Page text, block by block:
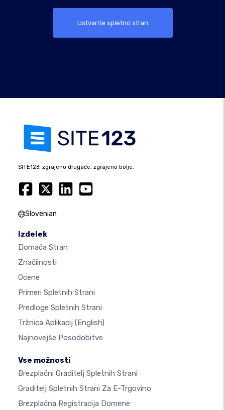
Ustvarite spletno stran
SITE123: zgrajeno drugače, zgrajeno bolje.
Slovenian
Izdelek
Domača Stran
Značilnosti
Ocene
Primeri Spletnih Strani
Predloge Spletnih Strani
Tržnica Aplikacij (English)
Najnovejše Posodobitve
Vse možnosti
Brezplačni Graditelj Spletnih Strani
Graditelj Spletnih Strani Za E-Trgovino
Brezplačna Registracija Domene